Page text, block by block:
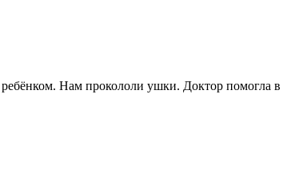
Нам прокололи ушки. Доктор помогла в